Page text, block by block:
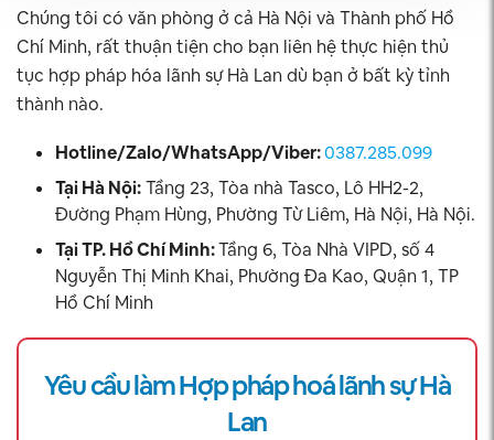
Chúng tôi có văn phòng ở cả Hà Nội và Thành phố Hồ
Chí Minh, rất thuận tiện cho bạn liên hệ thực hiện thủ
tục hợp pháp hóa lãnh sự Hà Lan dù bạn ở bất kỳ tỉnh
thành nào.
Hotline/Zalo/WhatsApp/Viber:0387.285.099
Tại Hà Nội:Tầng 23, Tòa nhà Tasco, Lô HH2-2,
Đường Phạm Hùng, Phường Từ Liêm, Hà Nội, Hà Nội.
Tại TP. Hồ Chí Minh:Tầng 6, Tòa Nhà VIPD, số 4
Nguyễn Thị Minh Khai, Phường Đa Kao, Quận 1, TP
Hồ Chí Minh
Yêu cầu làm Hợp pháp hoá lãnh sự Hà
Lan